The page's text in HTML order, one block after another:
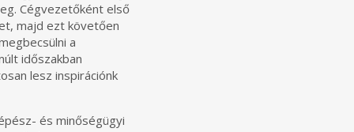
Cégvezetőként első
majd ezt követően
a
időszakban
lesz inspirációnk
és minőségügyi